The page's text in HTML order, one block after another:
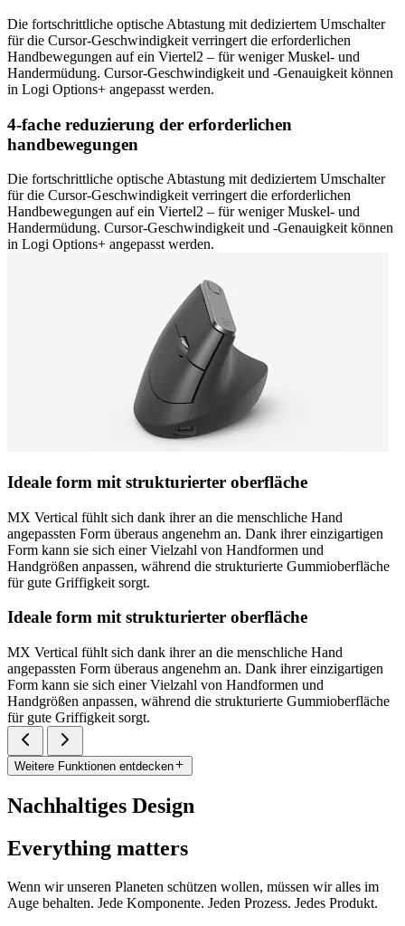
Die fortschrittliche optische Abtastung mit dediziertem Umschalter
für die Cursor-Geschwindigkeit verringert die erforderlichen
Handbewegungen auf ein Viertel2 – für weniger Muskel- und
Handermüdung. Cursor-Geschwindigkeit und -Genauigkeit können
in Logi Options+ angepasst werden.
4-fache reduzierung der erforderlichen
handbewegungen
Die fortschrittliche optische Abtastung mit dediziertem Umschalter
für die Cursor-Geschwindigkeit verringert die erforderlichen
Handbewegungen auf ein Viertel2 – für weniger Muskel- und
Handermüdung. Cursor-Geschwindigkeit und -Genauigkeit können
in Logi Options+ angepasst werden.
Ideale form mit strukturierter oberfläche
MX Vertical fühlt sich dank ihrer an die menschliche Hand
angepassten Form überaus angenehm an. Dank ihrer einzigartigen
Form kann sie sich einer Vielzahl von Handformen und
Handgrößen anpassen, während die strukturierte Gummioberfläche
für gute Griffigkeit sorgt.
Ideale form mit strukturierter oberfläche
MX Vertical fühlt sich dank ihrer an die menschliche Hand
angepassten Form überaus angenehm an. Dank ihrer einzigartigen
Form kann sie sich einer Vielzahl von Handformen und
Handgrößen anpassen, während die strukturierte Gummioberfläche
für gute Griffigkeit sorgt.
Weitere Funktionen entdecken
Nachhaltiges Design
Everything matters
Wenn wir unseren Planeten schützen wollen, müssen wir alles im
Auge behalten. Jede Komponente. Jeden Prozess. Jedes Produkt.